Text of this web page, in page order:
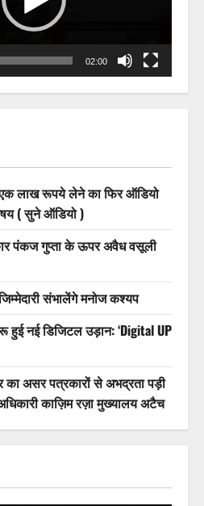
02:00
लाख रूपये लेने का फिर ऑडियो
( सुने ऑडियो )
पंकज गुप्ता के ऊपर अवैध वसूली
संभालेंगे मनोज कश्यप
हुई नई डिजिटल उड़ान: ‘Digital UP
का असर पत्रकारों से अभद्रता पड़ी
काज़िम रज़ा मुख्यालय अटैच